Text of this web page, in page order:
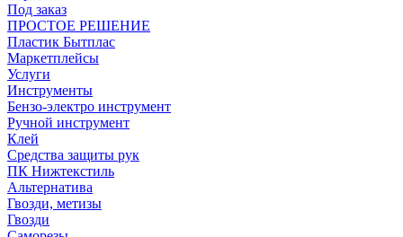
Под заказ
ПРОСТОЕ РЕШЕНИЕ
Пластик Бытплас
Маркетплейсы
Услуги
Инструменты
Бензо-электро инструмент
Ручной инструмент
Клей
Средства защиты рук
ПК Нижтекстиль
Альтернатива
Гвозди, метизы
Гвозди